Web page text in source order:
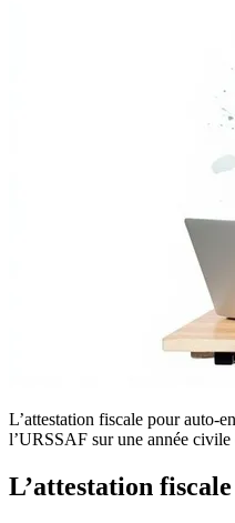
L’attestation fiscale pour auto-
l’URSSAF sur une année civile
L’attestation